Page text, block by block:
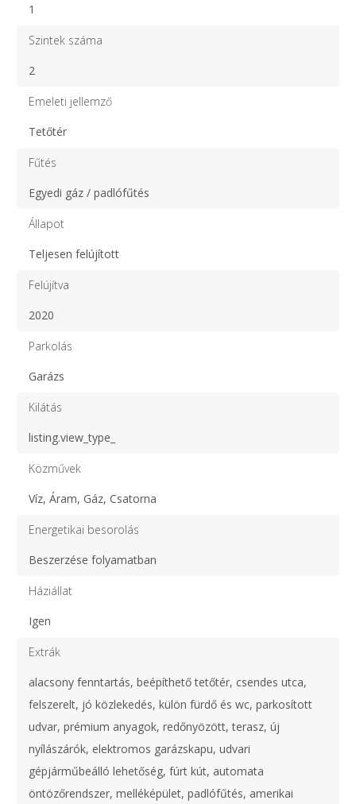
1
Szintek száma
2
Emeleti jellemző
Tetőtér
Fűtés
Egyedi gáz / padlófűtés
Állapot
Teljesen felújított
Felújítva
2020
Parkolás
Garázs
Kilátás
listing.view_type_
Közművek
Víz, Áram, Gáz, Csatorna
Energetikai besorolás
Beszerzése folyamatban
Háziállat
Igen
Extrák
alacsony fenntartás, beépíthető tetőtér, csendes utca,
felszerelt, jó közlekedés, külön fürdő és wc, parkosított
udvar, prémium anyagok, redőnyözött, terasz, új
nyílászárók, elektromos garázskapu, udvari
gépjárműbeálló lehetőség, fúrt kút, automata
öntözőrendszer, melléképület, padlófűtés, amerikai